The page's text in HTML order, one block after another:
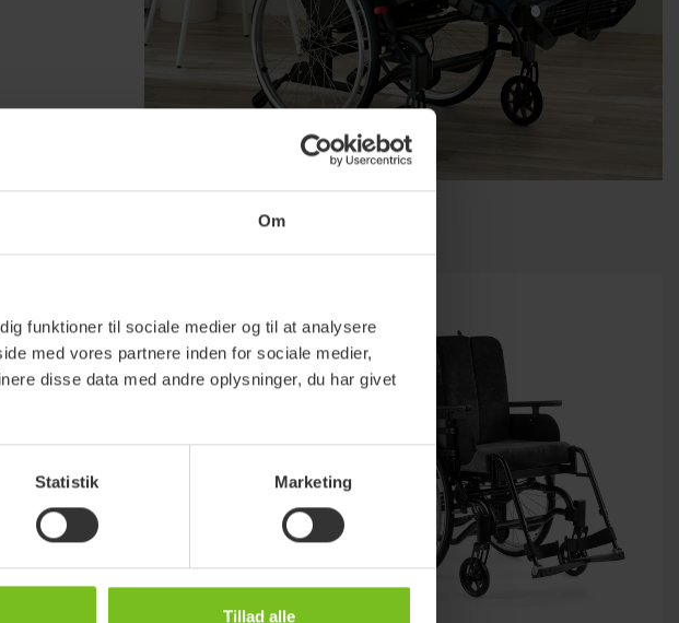
Om
funktioner til sociale medier og til at analysere
med vores partnere inden for sociale medier,
disse data med andre oplysninger, du har givet
Statistik Marketing
Tillad alle